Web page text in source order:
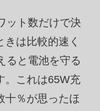
ット数だけで決
は比較的速く
ると電池を守る
。これは65W充
十％が思ったほ